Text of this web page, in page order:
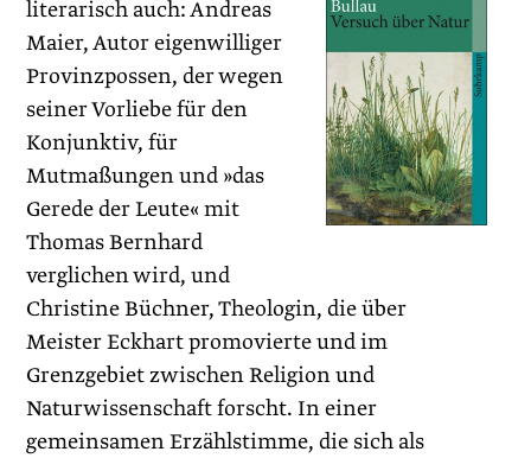
literarisch auch: Andreas
Maier, Autor eigenwilliger
Provinzpossen, der wegen
seiner Vorliebe für den
Konjunktiv, für
Mutmaßungen und »das
Gerede der Leute« mit
Thomas Bernhard
verglichen wird, und
Christine Büchner, Theologin, die über
Meister Eckhart promovierte und im
Grenzgebiet zwischen Religion und
Naturwissenschaft forscht. In einer
gemeinsamen Erzählstimme, die sich als